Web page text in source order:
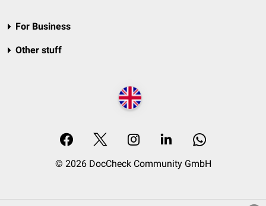
For Business
Other stuff
© 2026 DocCheck Community GmbH